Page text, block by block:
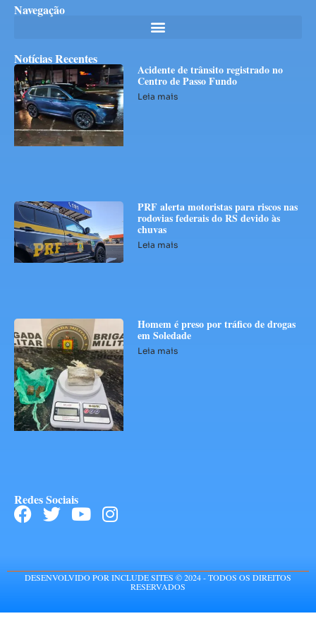
Navegação
Notícias Recentes
Acidente de trânsito registrado no
Centro de Passo Fundo
Leia mais
PRF alerta motoristas para riscos nas
rodovias federais do RS devido às
chuvas
Leia mais
Homem é preso por tráfico de drogas
em Soledade
Leia mais
Redes Sociais
DESENVOLVIDO POR INCLUDE SITES © 2024 - TODOS OS DIREITOS
RESERVADOS